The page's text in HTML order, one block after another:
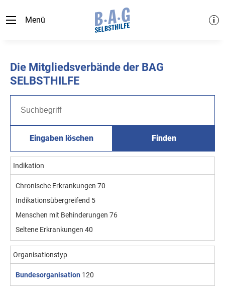
Menü
Die Mitgliedsverbände der BAG
SELBSTHILFE
Eingaben löschen Finden
Indikation
Chronische Erkrankungen 70
Indikationsübergreifend 5
Menschen mit Behinderungen 76
Seltene Erkrankungen 40
Organisationstyp
Bundesorganisation 120